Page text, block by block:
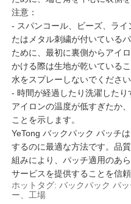
注意：
- スパンコール、ビーズ、ラ
たはメタル刺繍が付いている
ために、最初に裏側からアイ
かける際は生地が乾いている
水をスプレーしないでください
- 時間が経過したり洗濯したり
アイロンの温度が低すぎたか
ことを示します。
YeTong バックパック パッチ
するのに最適な方法です。品
組みにより、パッチ適用のあ
サービスを提供することを信
ホットタグ: バックパック パ
ー、工場